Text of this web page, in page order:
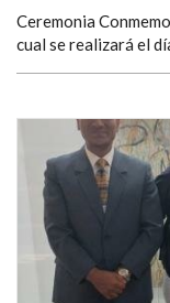
Ceremonia
cual se realizará el